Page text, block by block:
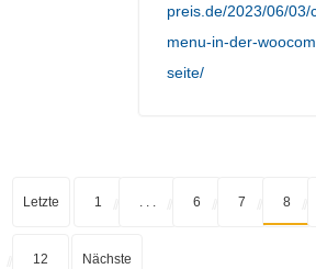
preis.de/2023/06/03/
menu-in-der-
seite/
Letzte 1 6 7 8
12 Nächste